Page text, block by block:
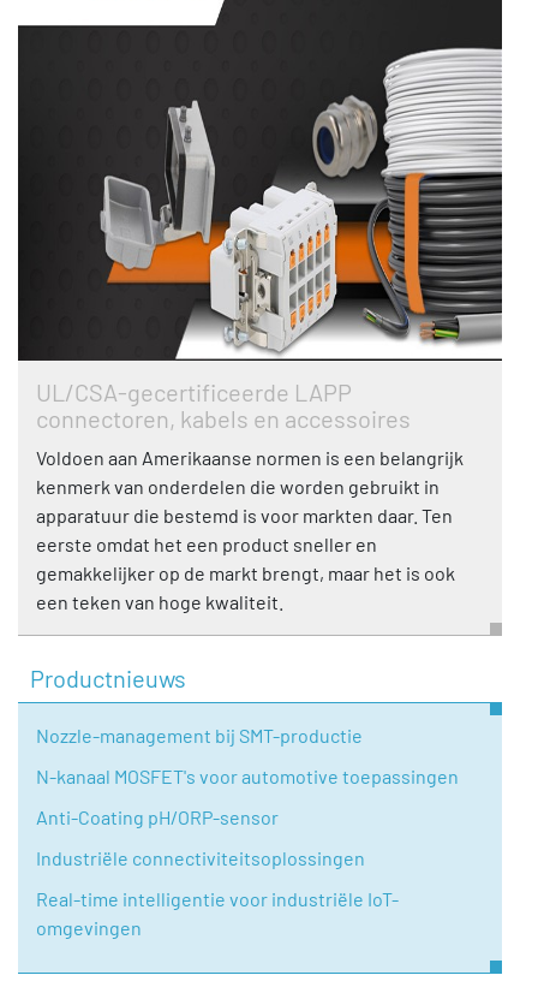
UL/CSA-gecertificeerde LAPP
connectoren, kabels en accessoires
Voldoen aan Amerikaanse normen is een belangrijk
kenmerk van onderdelen die worden gebruikt in
apparatuur die bestemd is voor markten daar. Ten
eerste omdat het een product sneller en
gemakkelijker op de markt brengt, maar het is ook
een teken van hoge kwaliteit.
Productnieuws
Nozzle-management bij SMT-productie
N-kanaal MOSFET's voor automotive toepassingen
Anti-Coating pH/ORP-sensor
Industriële connectiviteitsoplossingen
Real-time intelligentie voor industriële IoT-
omgevingen